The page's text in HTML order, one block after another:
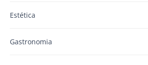
Estética
Gastronomia